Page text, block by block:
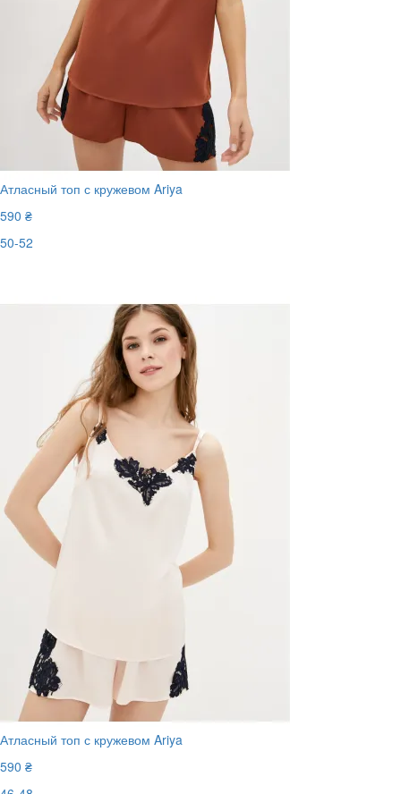
Атласный топ с кружевом Ariya
590 ₴
50-52
Атласный топ с кружевом Ariya
590 ₴